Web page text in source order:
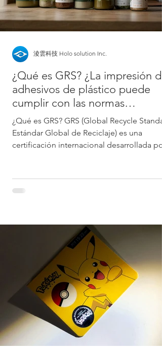
¿Qué es GRS? ¿La impresión de
adhesivos de plástico puede
cumplir con las normas
internacionales de
ambiental?
¿Qué es GRS? GRS (Global Recycle
Estándar Global de Reciclaje) es una
certificación internacional desarrollada por
淩雲科技 Holo solution Inc.